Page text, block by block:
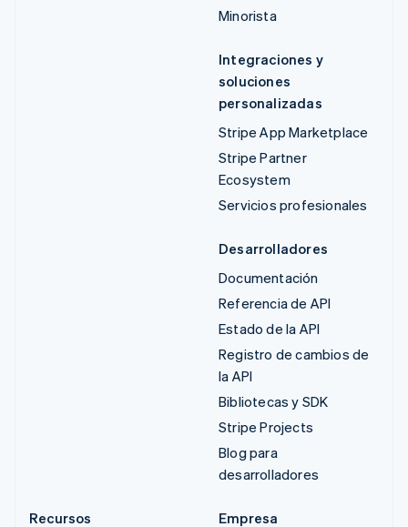
Minorista
Integraciones y
soluciones
personalizadas
Stripe App Marketplace
Stripe Partner
Ecosystem
Servicios profesionales
Desarrolladores
Documentación
Referencia de API
Estado de la API
Registro de cambios de
la API
Bibliotecas y SDK
Stripe Projects
Blog para
desarrolladores
Recursos
Empresa